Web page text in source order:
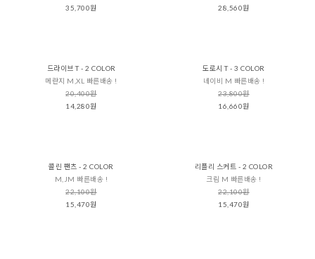
35,700원
28,560원
드라이브 T - 2 COLOR
메란지 M,XL 빠른배송 !
20,400원
14,280원
도로시 T - 3 COLOR
네이비 M 빠른배송 !
23,800원
16,660원
콜린 팬츠 - 2 COLOR
M,JM 빠른배송 !
22,100원
15,470원
리플리 스커트 - 2 COLOR
크림 M 빠른배송 !
22,100원
15,470원